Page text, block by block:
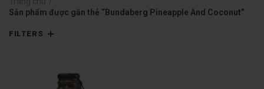
Sản phẩm được gắn thẻ “Bundaberg Pineapple And Coconut”
FILTERS